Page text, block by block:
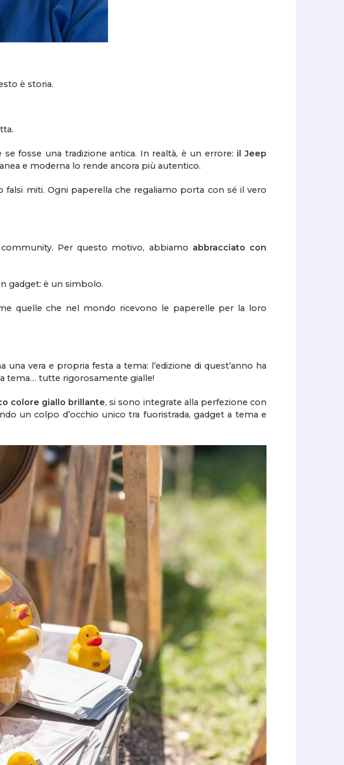
è storia.
fosse una tradizione antica. In realtà, è un errore: il Jeep
e moderna lo rende ancora più autentico.
miti. Ogni paperella che regaliamo porta con sé il vero
Per questo motivo, abbiamo abbracciato con
gadget: è un simbolo.
quelle che nel mondo ricevono le paperelle per la loro
vera e propria festa a tema: l’edizione di quest’anno ha
tema… tutte rigorosamente gialle!
colore giallo brillante, si sono integrate alla perfezione con
un colpo d’occhio unico tra fuoristrada, gadget a tema e